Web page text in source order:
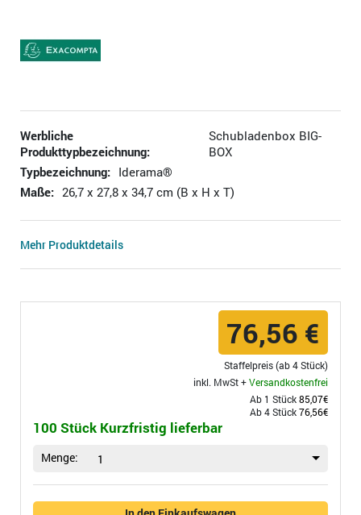
Werbliche
Produkttypbezeichnung:
Schubladenbox BIG-
BOX
Typbezeichnung: Iderama®
Maße: 26,7 x 27,8 x 34,7 cm (B x H x T)
Mehr Produktdetails
76,56 €
Staffelpreis (ab 4 Stück)
inkl. MwSt +Versandkostenfrei
Ab 1 Stück85,07€
Ab 4 Stück76,56€
100 Stück Kurzfristig lieferbar
Menge: 1